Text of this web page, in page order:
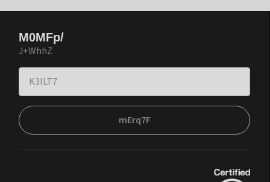
M0MFp/
J+WhhZ
mErq7F